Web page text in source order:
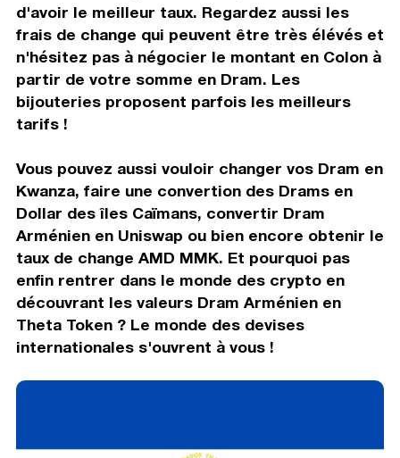
d'avoir le meilleur taux. Regardez aussi les
frais de change qui peuvent être très élévés et
n'hésitez pas à négocier le montant en Colon à
partir de votre somme en Dram. Les
bijouteries proposent parfois les meilleurs
tarifs !
Vous pouvez aussi vouloir changer vos Dram en
Kwanza, faire une convertion des Drams en
Dollar des îles Caïmans, convertir Dram
Arménien en Uniswap ou bien encore obtenir le
taux de change AMD MMK. Et pourquoi pas
enfin rentrer dans le monde des crypto en
découvrant les valeurs Dram Arménien en
Theta Token ? Le monde des devises
internationales s'ouvrent à vous !